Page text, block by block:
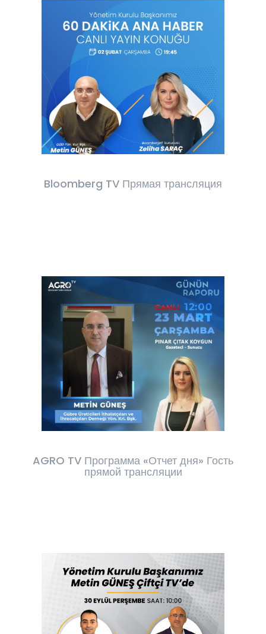
Bloomberg TV Прямая трансляция
AGRO TV Программа «Отчет дня» Гость
прямой трансляции